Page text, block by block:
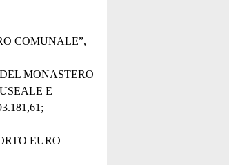
COMUNALE”,
MONASTERO
E
EURO